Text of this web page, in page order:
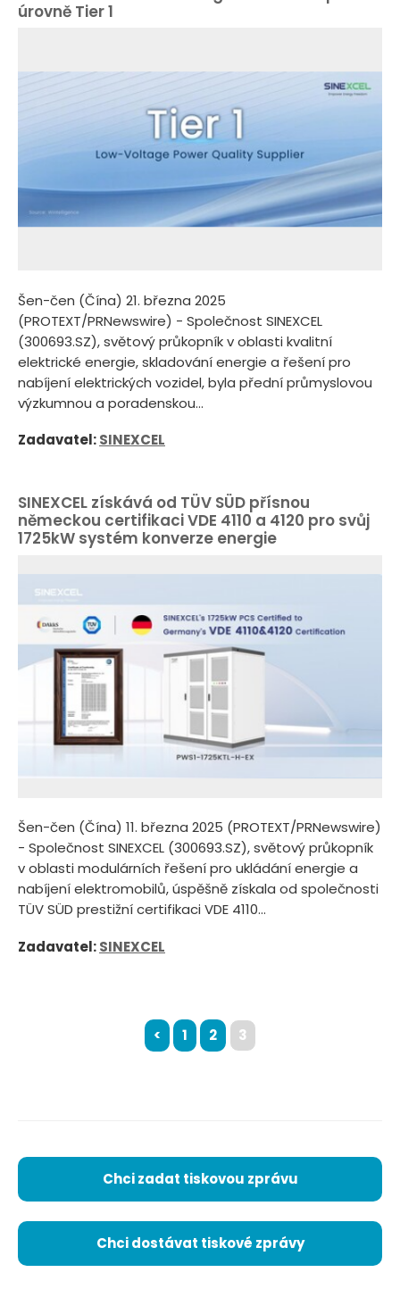
úrovně Tier 1
Šen-čen (Čína) 21. března 2025
(PROTEXT/PRNewswire) - Společnost SINEXCEL
(300693.SZ), světový průkopník v oblasti kvalitní
elektrické energie, skladování energie a řešení pro
nabíjení elektrických vozidel, byla přední průmyslovou
výzkumnou a poradenskou...
Zadavatel:SINEXCEL
SINEXCEL získává od TÜV SÜD přísnou
německou certifikaci VDE 4110 a 4120 pro svůj
1725kW systém konverze energie
Šen-čen (Čína) 11. března 2025 (PROTEXT/PRNewswire)
- Společnost SINEXCEL (300693.SZ), světový průkopník
v oblasti modulárních řešení pro ukládání energie a
nabíjení elektromobilů, úspěšně získala od společnosti
TÜV SÜD prestižní certifikaci VDE 4110...
Zadavatel:SINEXCEL
< 1 2 3
Chci zadat tiskovou zprávu
Chci dostávat tiskové zprávy